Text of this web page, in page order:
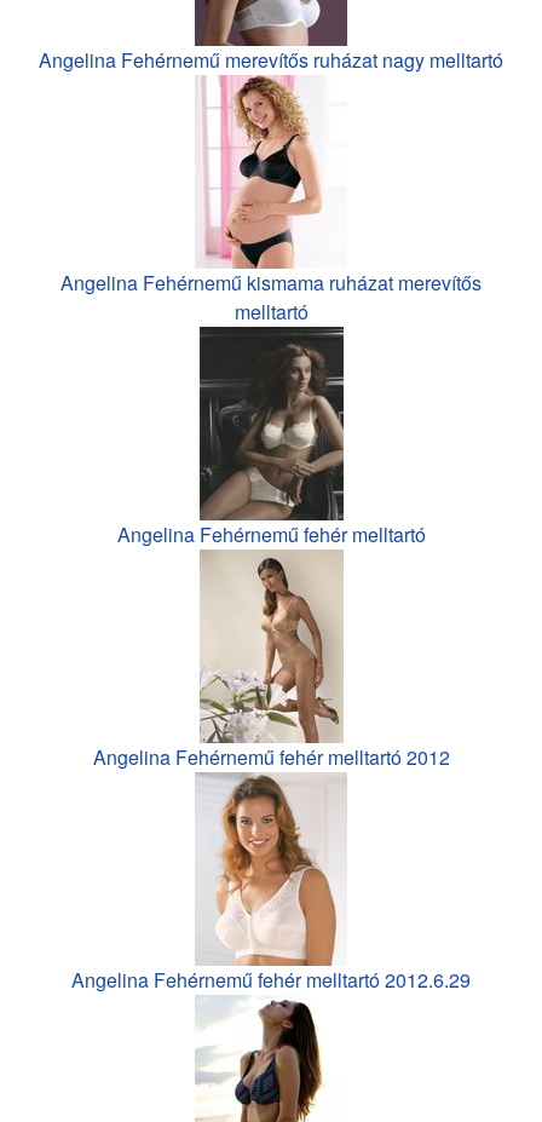
Angelina Fehérnemű merevítős ruházat nagy melltartó
Angelina Fehérnemű kismama ruházat merevítős
melltartó
Angelina Fehérnemű fehér melltartó
Angelina Fehérnemű fehér melltartó 2012
Angelina Fehérnemű fehér melltartó 2012.6.29